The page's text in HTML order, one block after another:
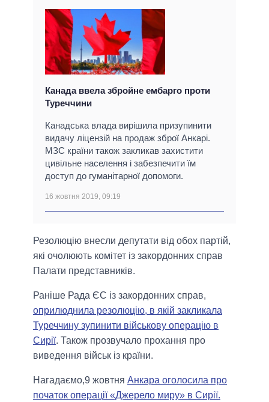
Канада ввела збройне ембарго проти
Туреччини
Канадська влада вирішила призупинити
видачу ліцензій на продаж зброї Анкарі.
МЗС країни також закликав захистити
цивільне населення і забезпечити їм
доступ до гуманітарної допомоги.
16 жовтня 2019, 09:19
Резолюцію внесли депутати від обох партій,
які очолюють комітет із закордонних справ
Палати представників.
Раніше Рада ЄС із закордонних справ,
оприлюднила резолюцію, в якій закликала
Туреччину зупинити військову операцію в
Сирії. Також прозвучало прохання про
виведення військ із країни.
Нагадаємо,9 жовтня Анкара оголосила про
початок операції «Джерело миру» в Сирії.